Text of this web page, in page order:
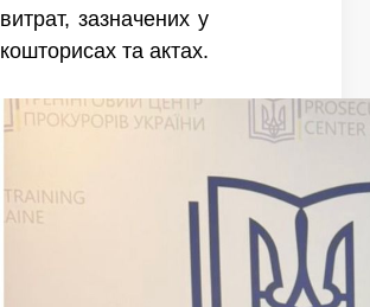
витрат, зазначених у
кошторисах та актах.